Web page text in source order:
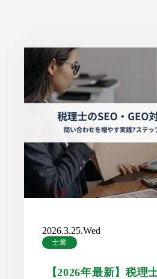
2026.3.25.Wed
士業
【2026年最新】税理